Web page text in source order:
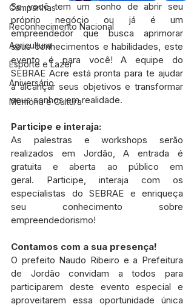
Campanhas
Reconhecimento Nacional
Agricultura
Esporte e Lazer
Aniversário
Memória e Cultura
Se você tem um sonho de abrir seu
próprio negócio ou já é um
empreendedor que busca aprimorar
seus conhecimentos e habilidades, este
evento é para você! A equipe do
SEBRAE Acre está pronta para te ajudar
a alcançar seus objetivos e transformar
seus sonhos em realidade.
Participe e interaja:
As palestras e workshops serão
realizados em Jordão, A entrada é
gratuita e aberta ao público em
geral. Participe, interaja com os
especialistas do SEBRAE e enriqueça
seu conhecimento sobre
empreendedorismo!
Contamos com a sua presença!
O prefeito Naudo Ribeiro e a Prefeitura
de Jordão convidam a todos para
participarem deste evento especial e
aproveitarem essa oportunidade única